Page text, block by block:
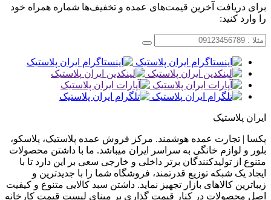
برای دریافت آخرین قیمت‌های عمده و تخفیف‌ها شماره همراه خود
را وارد کنید:
ایران پلاستیک
پکسا | تجارت عمده هوشمند. مرکز فروش عمده پلاستیک، پلاسکو،
بلور و لوازم خانگی به سراسر ایران میباشد. ما با داشتن محصولات
متنوع از تولیدکنندگان برتر داخلی و خارجی سعی بر این دارد تا با
ایجاد یک شبکه توزیع قدرتمند، فروشگاه شما را با جدیدترین و
زیباترین کالاهای بازار تجهیز نماید. داشتن سبد کالایی متنوع و کیفیت
اصل محصولات در کنار قیمت گذاری بر مبنای لیست قیمت کارخانه